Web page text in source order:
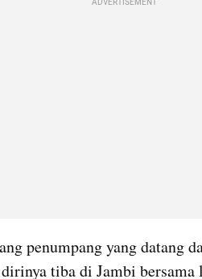
ADVERTISEMENT
penumpang yang datang
tiba di Jambi bersama